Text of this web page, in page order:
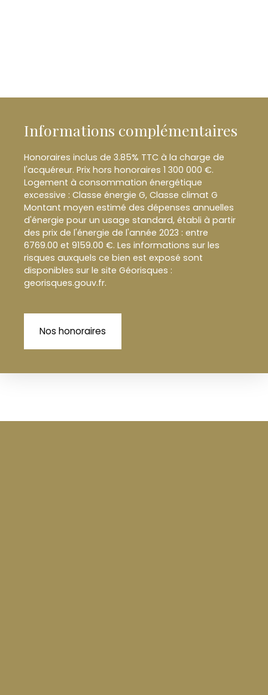
Informations complémentaires
Honoraires inclus de 3.85% TTC à la charge de
l'acquéreur. Prix hors honoraires 1 300 000 €.
Logement à consommation énergétique
excessive : Classe énergie G, Classe climat G
Montant moyen estimé des dépenses annuelles
d'énergie pour un usage standard, établi à partir
des prix de l'énergie de l'année 2023 : entre
6769.00 et 9159.00 €. Les informations sur les
risques auxquels ce bien est exposé sont
disponibles sur le site Géorisques :
georisques.gouv.fr.
Nos honoraires